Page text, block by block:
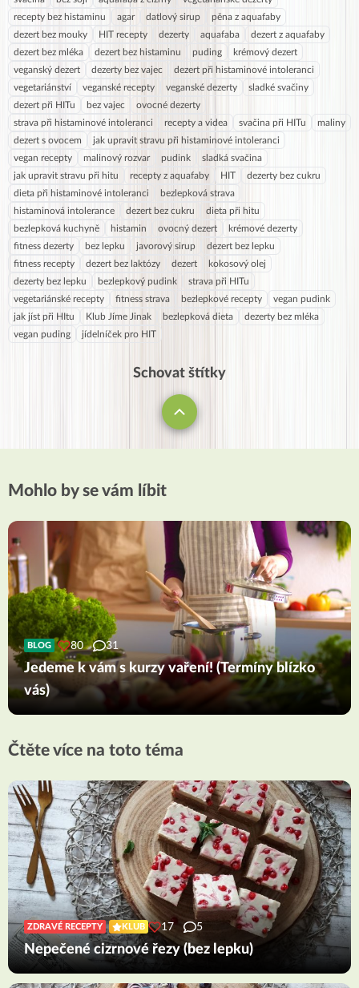
recepty bez histaminu
agar datlový sirup
pěna z aquafaby
dezert bez mouky
HIT recepty dezerty aquafaba
dezert z aquafaby
dezert bez mléka
dezert bez histaminu puding
krémový dezert
veganský dezert
dezerty bez vajec
dezert při histaminové intoleranci
vegetariánství
veganské recepty veganské dezerty
sladké svačiny
dezert při HITu
bez vajec
ovocné dezerty
strava při histaminové intoleranci
recepty a videa svačina při HITu
maliny
dezert s ovocem
jak upravit stravu při histaminové intoleranci
vegan recepty
malinový rozvar pudink
sladká svačina
jak upravit stravu při hitu
recepty z aquafaby HIT
dezerty bez cukru
dieta při histaminové intoleranci
bezlepková strava
histaminová intolerance
dezert bez cukru
dieta při hitu
bezlepková kuchyně
histamin ovocný dezert
krémové dezerty
fitness dezerty
bez lepku javorový sirup
dezert bez lepku
fitness recepty
dezert bez laktózy dezert
kokosový olej
dezerty bez lepku
bezlepkový pudink
strava při HITu
vegetariánské recepty
fitness strava bezlepkové recepty
vegan pudink
jak jíst při HItu
Klub Jíme Jinak bezlepková dieta
dezerty bez mléka
vegan puding
jídelníček pro HIT
Schovat štítky
Mohlo by se vám líbit
BLOG 80 31
Jedeme k vám s kurzy vaření! (Termíny blízko
vás)
Čtěte více na toto téma
ZDRAVÉ RECEPTY KLUB 17 5
Nepečené cizrnové řezy (bez lepku)